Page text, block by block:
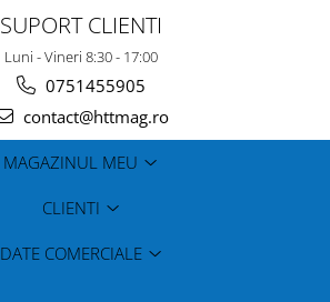
SUPORT CLIENTI
Luni - Vineri 8:30 - 17:00
0751455905
contact@httmag.ro
MAGAZINUL MEU
CLIENTI
DATE COMERCIALE